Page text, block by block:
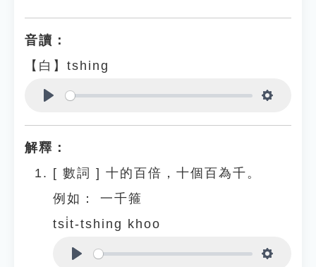
音讀：
【白】tshing
解釋：
[ 數詞 ] 十的百倍，十個百為千。
例如：
一千箍
tsi̍t-tshing khoo